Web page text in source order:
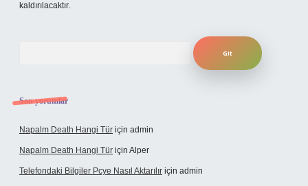
kaldırılacaktır.
Son yorumlar
Napalm Death Hangi Tür için admin
Napalm Death Hangi Tür için Alper
Telefondaki Bilgiler Pcye Nasıl Aktarılır için admin